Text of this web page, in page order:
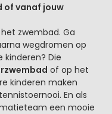
of vanaf jouw
zwembad. Ga
wegdromen op
kinderen? Die
of op het
kinderen maken
En als
een mooie